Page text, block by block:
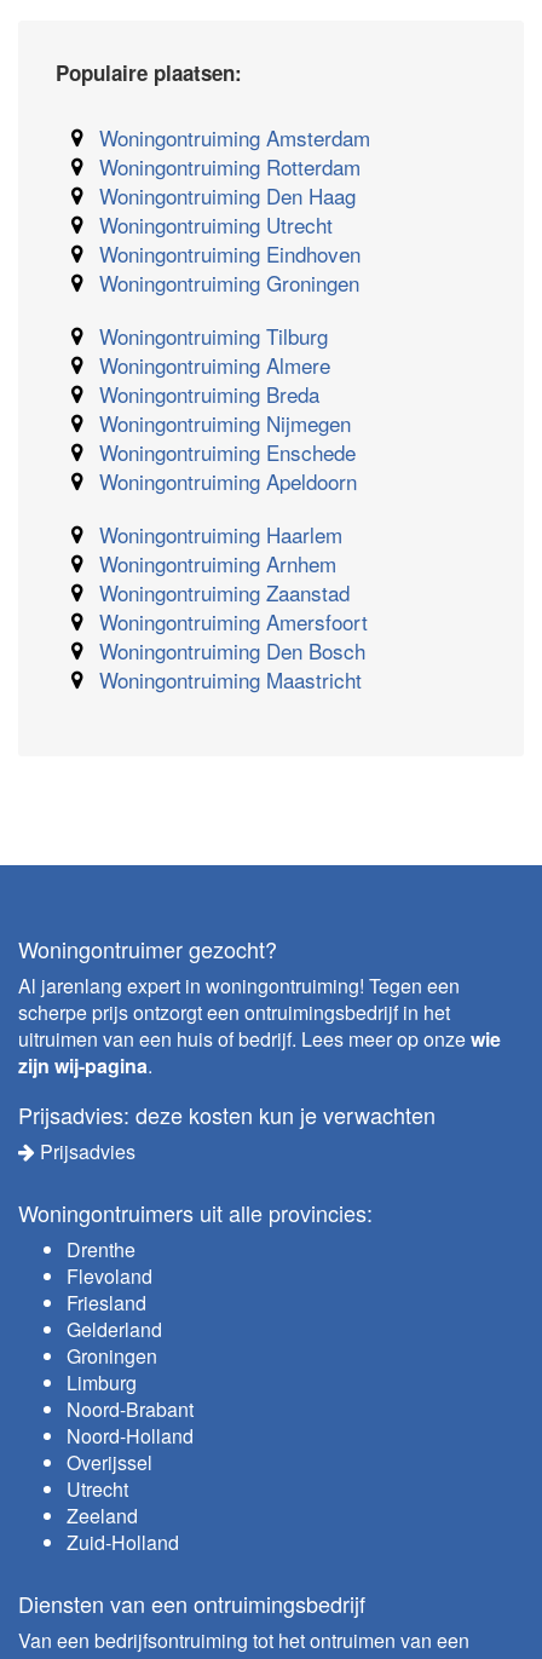
Populaire plaatsen:
Woningontruiming Amsterdam
Woningontruiming Rotterdam
Woningontruiming Den Haag
Woningontruiming Utrecht
Woningontruiming Eindhoven
Woningontruiming Groningen
Woningontruiming Tilburg
Woningontruiming Almere
Woningontruiming Breda
Woningontruiming Nijmegen
Woningontruiming Enschede
Woningontruiming Apeldoorn
Woningontruiming Haarlem
Woningontruiming Arnhem
Woningontruiming Zaanstad
Woningontruiming Amersfoort
Woningontruiming Den Bosch
Woningontruiming Maastricht
Woningontruimer gezocht?
Al jarenlang expert in woningontruiming! Tegen een
scherpe prijs ontzorgt een ontruimingsbedrijf in het
uitruimen van een huis of bedrijf. Lees meer op onzewie
zijn wij-pagina.
Prijsadvies: deze kosten kun je verwachten
Prijsadvies
Woningontruimers uit alle provincies:
Drenthe
Flevoland
Friesland
Gelderland
Groningen
Limburg
Noord-Brabant
Noord-Holland
Overijssel
Utrecht
Zeeland
Zuid-Holland
Diensten van een ontruimingsbedrijf
Van een bedrijfsontruiming tot het ontruimen van een